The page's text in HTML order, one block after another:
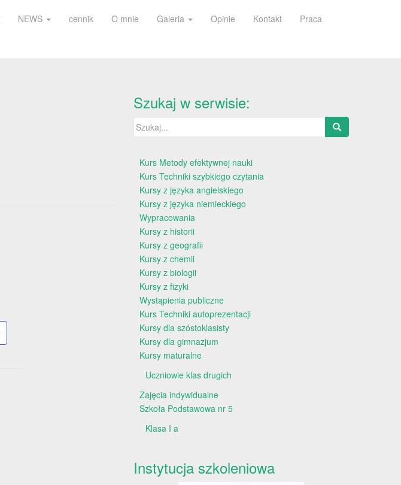
NEWS cennik O mnie Galeria Opinie Kontakt Praca
Szukaj w serwisie:
Szukaj:
Kurs Metody efektywnej nauki
Kurs Techniki szybkiego czytania
Kursy z języka angielskiego
Kursy z języka niemieckiego
Wypracowania
Kursy z historii
Kursy z geografii
Kursy z chemii
Kursy z biologii
Kursy z fizyki
Wystąpienia publiczne
Kurs Techniki autoprezentacji
Kursy dla szóstoklasisty
Kursy dla gimnazjum
Kursy maturalne
Uczniowie klas drugich
Zajęcia indywidualne
Szkoła Podstawowa nr 5
Klasa I a
Instytucja szkoleniowa